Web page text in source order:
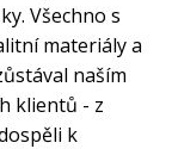
Všechno s
materiály a
naším
klientů - z
k